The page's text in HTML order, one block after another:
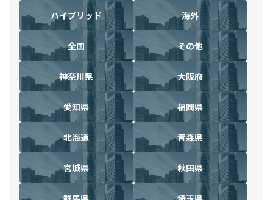
ハイブリッド 海外
全国 その他
神奈川県 大阪府
愛知県 福岡県
北海道 青森県
宮城県 秋田県